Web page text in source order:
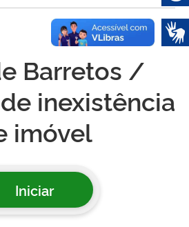
Barretos /
inexistência
imóvel
Iniciar